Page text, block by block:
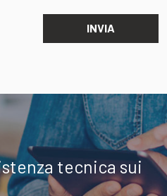
tecnica sui